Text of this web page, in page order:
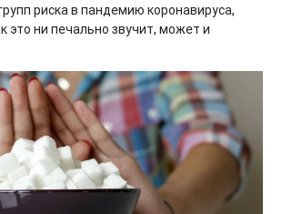
риска в пандемию коронавируса,
это ни печально звучит, может и